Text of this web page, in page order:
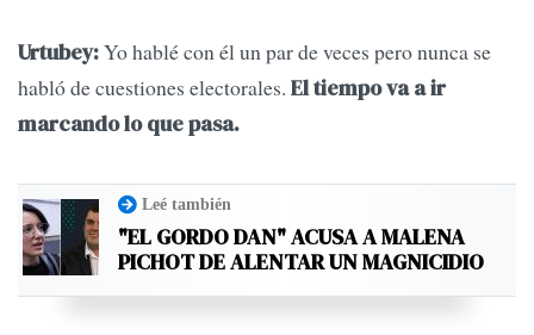
Urtubey:Yo hablé con él un par de veces pero nunca se
habló de cuestiones electorales. El tiempo va a ir
marcando lo que pasa.
Leé también
"EL GORDO DAN" ACUSA A MALENA
PICHOT DE ALENTAR UN MAGNICIDIO